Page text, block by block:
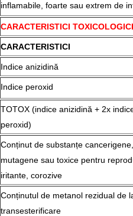
inflamabile, foarte sau extrem de
CARACTERISTICI
CARACTERISTICI
Indice anizidină
Indice peroxid
TOTOX (indice anizidină + 2x
peroxid)
Conținut de substanțe cancerigene,
mutagene sau toxice pentru
iritante, corozive
Conținutul de metanol rezidual de
transesterificare